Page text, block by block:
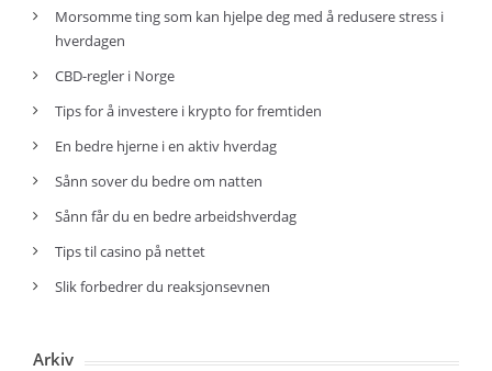
Morsomme ting som kan hjelpe deg med å redusere stress i
hverdagen
CBD-regler i Norge
Tips for å investere i krypto for fremtiden
En bedre hjerne i en aktiv hverdag
Sånn sover du bedre om natten
Sånn får du en bedre arbeidshverdag
Tips til casino på nettet
Slik forbedrer du reaksjonsevnen
Arkiv